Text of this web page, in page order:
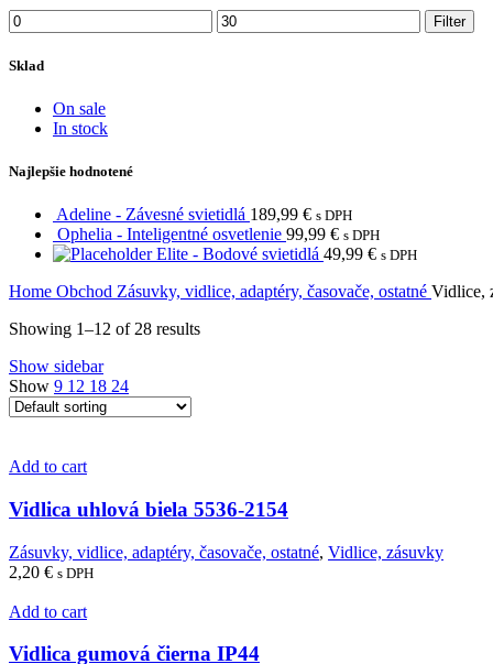
Min
price
Max
price
Filter
Sklad
On sale
In stock
Najlepšie hodnotené
Adeline - Závesné svietidlá 189,99 € s DPH
Ophelia - Inteligentné osvetlenie 99,99 € s DPH
Elite - Bodové svietidlá 49,99 € s DPH
Home Obchod Zásuvky, vidlice, adaptéry, časovače, ostatné Vidlice,
Showing 1–12 of 28 results
Show sidebar
Show 9 12 18 24
Add to cart
Vidlica uhlová biela 5536-2154
Zásuvky, vidlice, adaptéry, časovače, ostatné, Vidlice, zásuvky
2,20 € s DPH
Add to cart
Vidlica gumová čierna IP44